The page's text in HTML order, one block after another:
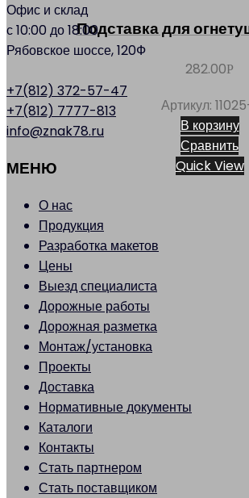
Подставка для
282.00Р
Артикул:
В корзину
Сравнить
Quick View
Офис и склад
с 10:00 до 18:00
Рябовское шоссе, 120Ф
+7(812) 372-57-47
+7(812) 7777-813
info@znak78.ru
МЕНЮ
О нас
Продукция
Разработка макетов
Цены
Выезд специалиста
Дорожные работы
Дорожная разметка
Монтаж/установка
Проекты
Доставка
Нормативные документы
Каталоги
Контакты
Стать партнером
Стать поставщиком